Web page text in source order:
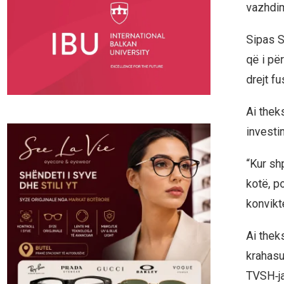
Sipas
që i
drejt
Ai
“Kur
kotë,
Ai